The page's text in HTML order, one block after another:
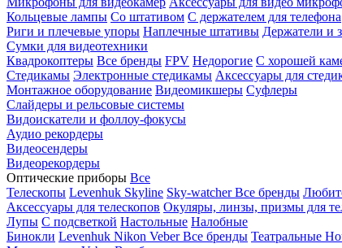
Кольцевые лампы Со штативом C держателем для телефона
Риги и плечевые упоры Наплечные штативы Держатели и
Сумки для видеотехники
Квадрокоптеры Все бренды FPV Недорогие С хорошей
Стедикамы Электронные стедикамы Аксессуары для
Монтажное оборудование Видеомикшеры Суфлеры
Слайдеры и рельсовые системы
Видоискатели и фоллоу-фокусы
Аудио рекордеры
Видеосендеры
Видеорекордеры
Оптические приборы Все
Телескопы Levenhuk Skyline Sky-watcherВсе бренды
Аксессуары для телескопов Окуляры, линзы, призмы для
Лупы С подсветкой Настольные Налобные
Бинокли Levenhuk Nikon VeberВсе бренды Театральные